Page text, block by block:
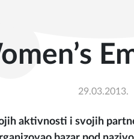
29.03.2013.
aktivnosti i svojih